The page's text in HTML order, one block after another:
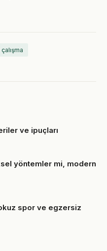
ve ipuçları
yöntemler mi, modern
spor ve egzersiz